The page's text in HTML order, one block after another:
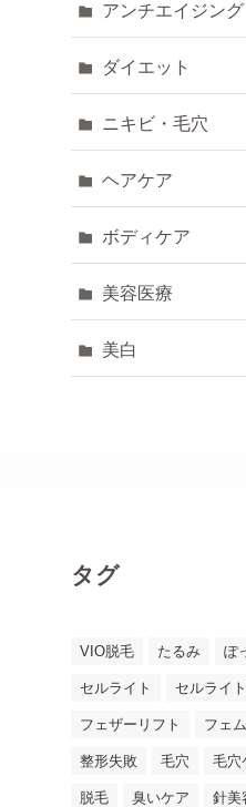
アンチエイジング
ダイエット
ニキビ・毛穴
ヘアケア
ボディケア
美容医療
美白
タグ
VIO脱毛 たるみ ぽ
セルライト セルライ
フェザーリフト フェ
整形失敗 毛穴 毛穴
脱毛 臭いケア 針美